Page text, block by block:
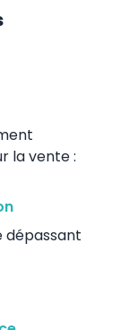
la vente :
dépassant